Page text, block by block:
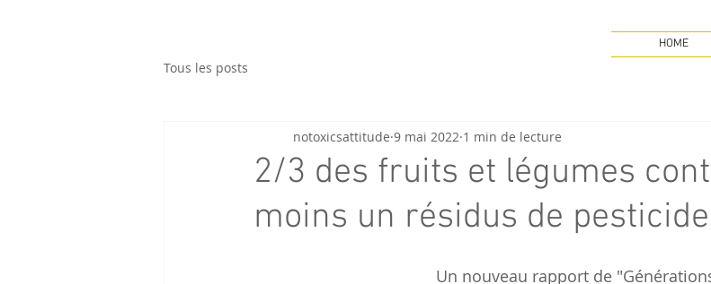
Tous les posts
2/3 des fruits et légumes
moins un résidus de
notoxicsattitude 9 mai 2022 1 min de lecture
Un nouveau rapport de
HOME